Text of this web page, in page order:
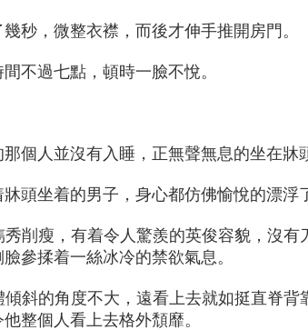
，微整衣襟，而後才伸手推開房門。
過七點，頓時一臉不悅。
人並沒有入睡，正無聲無息的坐在牀
坐着的男子，身心都仿佛愉悅的漂浮
瘦，有着令人驚羨的英俊容貌，沒有
參揉着一絲冰冷的禁欲氣息。
的角度不大，遠看上去就如挺直脊背
整個人看上去格外頹靡。